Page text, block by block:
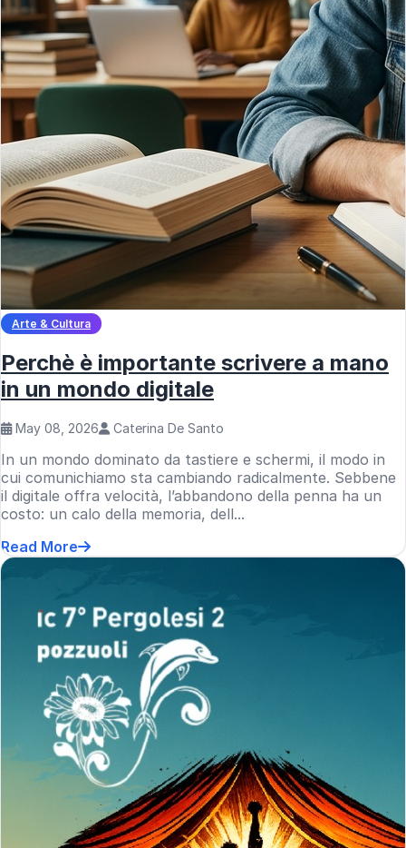
Arte & Cultura
Perchè è importante scrivere a mano
in un mondo digitale
May 08, 2026 Caterina De Santo
In un mondo dominato da tastiere e schermi, il modo in
cui comunichiamo sta cambiando radicalmente. Sebbene
il digitale offra velocità, l’abbandono della penna ha un
costo: un calo della memoria, dell...
Read More